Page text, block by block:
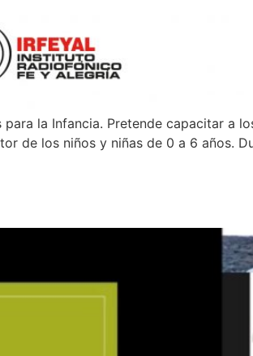
la Infancia. Pretende capacitar a
de los niños y niñas de 0 a 6 años.